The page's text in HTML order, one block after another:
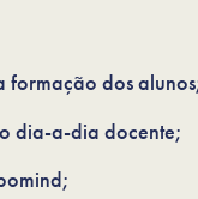
formação dos
dia-a-dia docente;